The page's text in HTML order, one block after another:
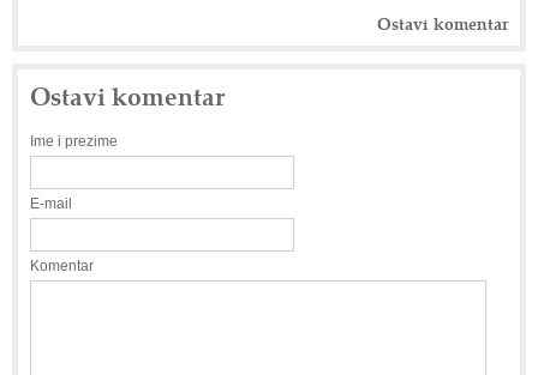
Ostavi komentar
Ostavi komentar
Ime i prezime
E-mail
Komentar